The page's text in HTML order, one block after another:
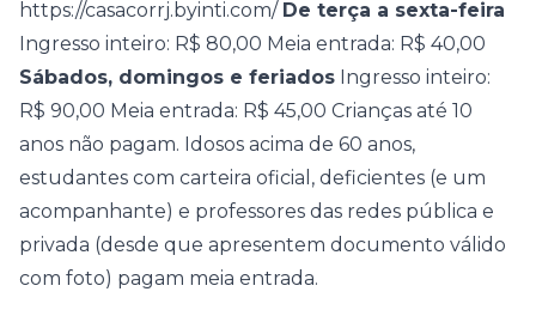
https://casacorrj.byinti.com/ De terça a sexta-feira
Ingresso inteiro: R$ 80,00 Meia entrada: R$ 40,00
Sábados, domingos e feriados Ingresso inteiro:
R$ 90,00 Meia entrada: R$ 45,00 Crianças até 10
anos não pagam. Idosos acima de 60 anos,
estudantes com carteira oficial, deficientes (e um
acompanhante) e professores das redes pública e
privada (desde que apresentem documento válido
com foto) pagam meia entrada.